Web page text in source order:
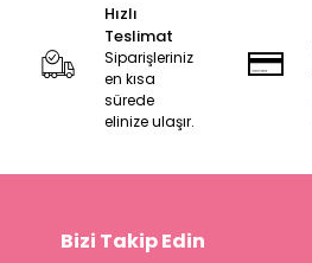
Hızlı
Teslimat
Siparişleriniz
en kısa
sürede
elinize ulaşır.
Bizi Takip Edin